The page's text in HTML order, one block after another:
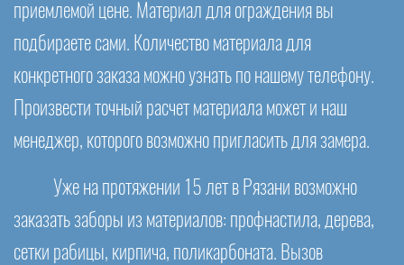
приемлемой цене. Материал для ограждения вы
подбираете сами. Количество материала для
конкретного заказа можно узнать по нашему телефону.
Произвести точный расчет материала может и наш
менеджер, которого возможно пригласить для замера.
Уже на протяжении 15 лет в Рязани возможно
заказать заборы из материалов: профнастила, дерева,
сетки рабицы, кирпича, поликарбоната. Вызов